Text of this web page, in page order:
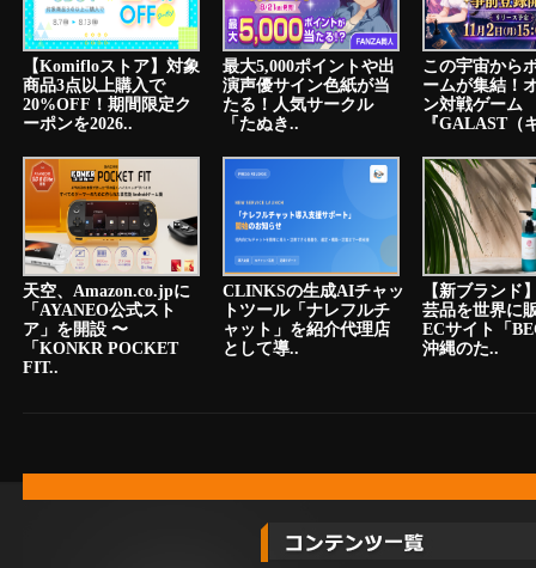
【Komifloストア】対象
商品3点以上購入で
20%OFF！期間限定ク
ーポンを2026..
最大5,000ポイントや出
演声優サイン色紙が当
たる！人気サークル
「たぬき..
この宇宙から
ームが集結！
ン対戦ゲーム
『GALAST（
天空、Amazon.co.jpに
「AYANEO公式スト
ア」を開設 〜
「KONKR POCKET
FIT..
CLINKSの生成AIチャッ
トツール「ナレフルチ
ャット」を紹介代理店
として導..
【新ブランド
芸品を世界に
ECサイト「
沖縄のた..